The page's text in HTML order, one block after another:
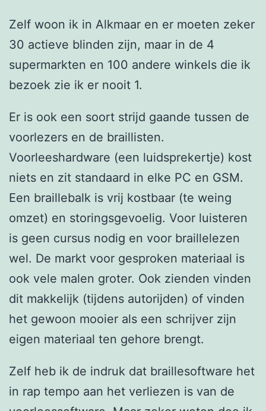
Zelf woon ik in Alkmaar en er moeten zeker
30 actieve blinden zijn, maar in de 4
supermarkten en 100 andere winkels die ik
bezoek zie ik er nooit 1.
Er is ook een soort strijd gaande tussen de
voorlezers en de braillisten.
Voorleeshardware (een luidsprekertje) kost
niets en zit standaard in elke PC en GSM.
Een braillebalk is vrij kostbaar (te weing
omzet) en storingsgevoelig. Voor luisteren
is geen cursus nodig en voor braillelezen
wel. De markt voor gesproken materiaal is
ook vele malen groter. Ook zienden vinden
dit makkelijk (tijdens autorijden) of vinden
het gewoon mooier als een schrijver zijn
eigen materiaal ten gehore brengt.
Zelf heb ik de indruk dat braillesoftware het
in rap tempo aan het verliezen is van de